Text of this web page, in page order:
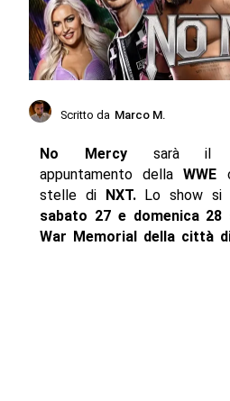
Scritto da Marco M.
No Mercy sarà il
appuntamento dellaWWE
stelle di
NXT.Lo show si
sabato 27 e domenica 28
War Memorial della città